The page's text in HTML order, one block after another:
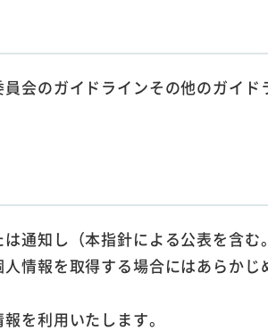
会のガイドラインその他のガイ
通知し（本指針による公表を含
情報を取得する場合にはあらか
を利用いたします。